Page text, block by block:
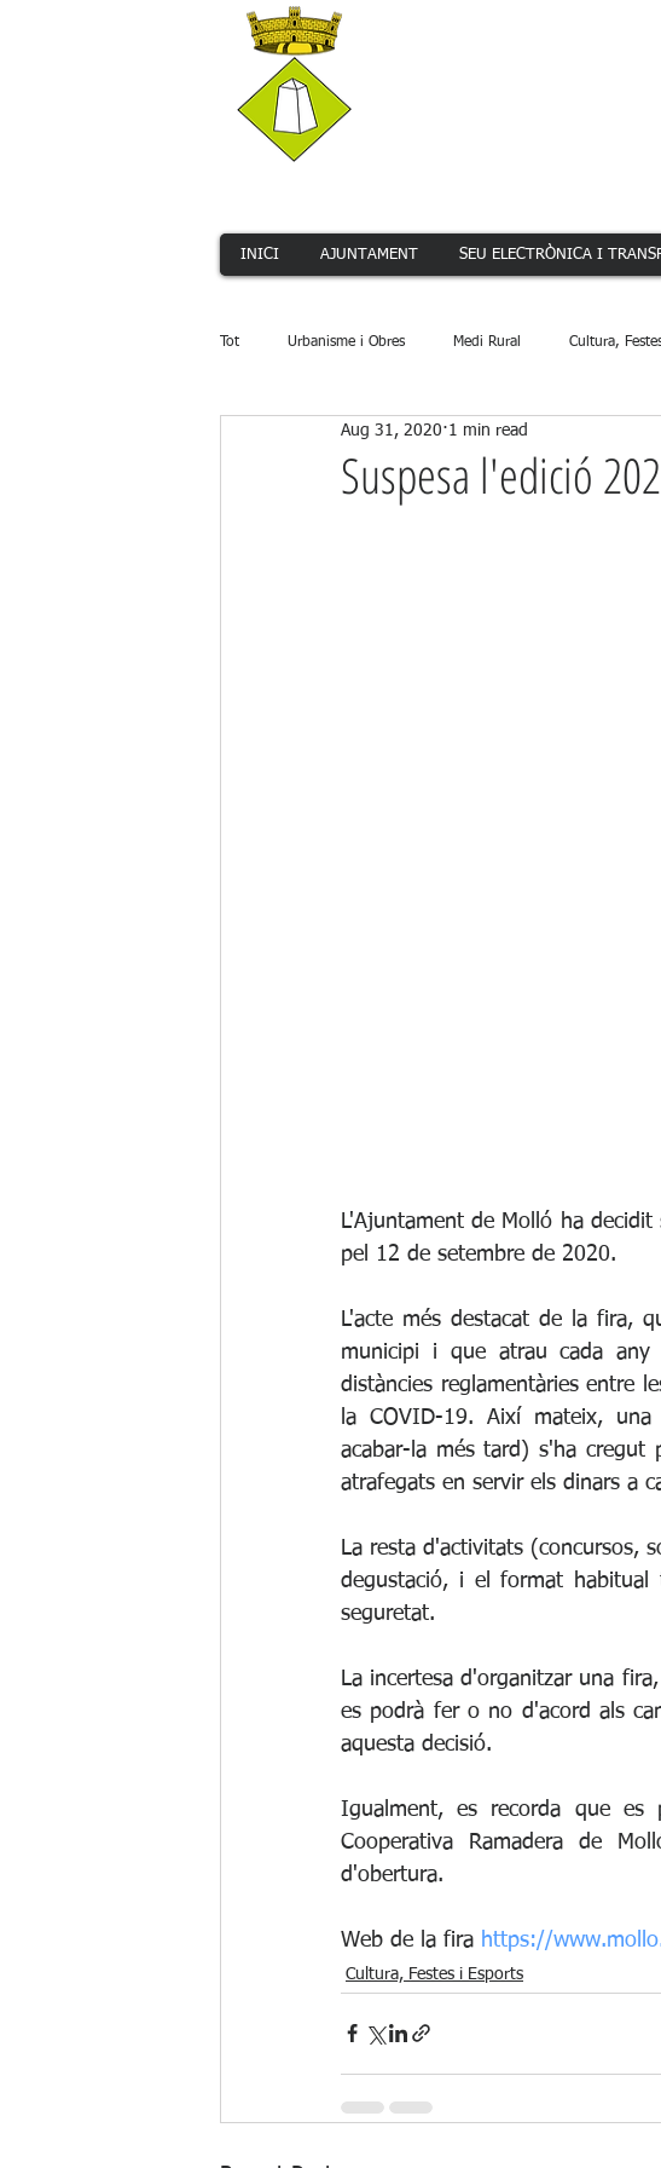
INICI AJUNTAMENT SEU ELECTRÒNICA I
Tot Urbanisme i Obres Medi Rural Cultura,
Serveis Públics Promoció Econòmica
Suspesa l'edició
Aug 31, 2020 1 min read
L'Ajuntament de Molló ha
pel 12 de setembre de 2020.
L'acte més destacat de la fira,
municipi i que atrau cada
distàncies reglamentàries entre
la COVID-19. Així mateix,
acabar-la més tard) s'ha cregut
atrafegats en servir els dinars a
La resta d'activitats (concursos,
degustació, i el format
seguretat.
La incertesa d'organitzar una
es podrà fer o no d'acord als
aquesta decisió.
Igualment, es recorda que
Cooperativa Ramadera de
d'obertura.
Web de la fira https://
Cultura, Festes i Esports